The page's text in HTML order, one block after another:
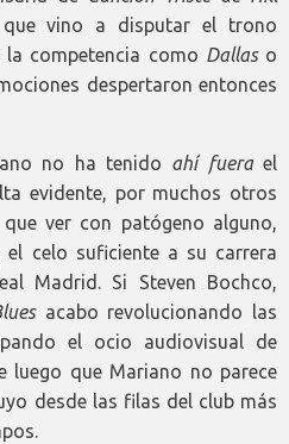
vino a disputar el trono
competencia como Dallaso
despertaron entonces
no ha tenido ahí fuerael
evidente, por muchos otros
ver con patógeno alguno,
celo suficiente a su carrera
Madrid. Si Steven Bochco,
acabo revolucionando las
el ocio audiovisual de
luego que Mariano no parece
desde las filas del club más